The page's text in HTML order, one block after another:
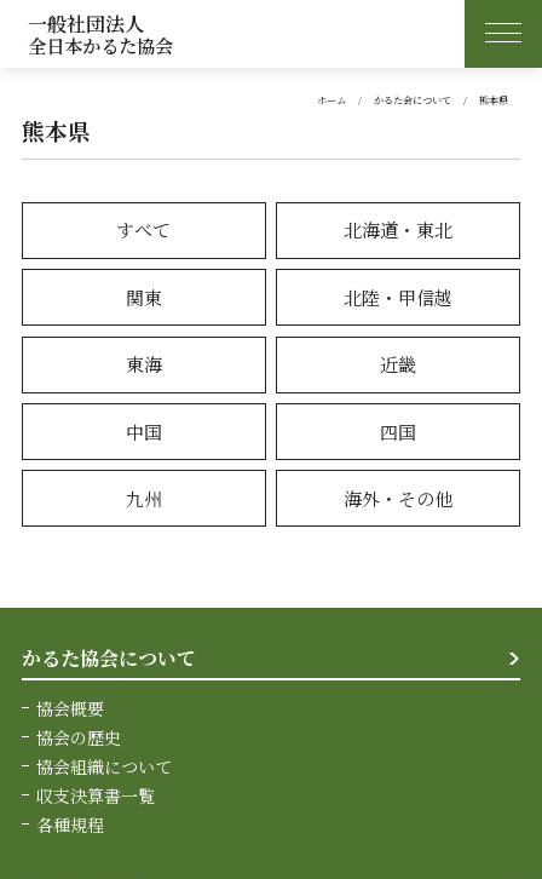
一般社団法人
全日本かるた協会
ホーム かるた会について 熊本県
熊本県
すべて 北海道・東北
関東 北陸・甲信越
東海 近畿
中国 四国
九州 海外・その他
かるた協会について
協会概要
協会の歴史
協会組織について
収支決算書一覧
各種規程